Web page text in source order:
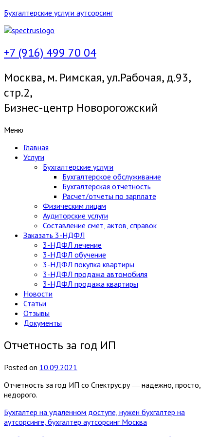
Бухгалтерские услуги аутсорсинг
+7 (916) 499 70 04
Москва, м. Римская, ул.Рабочая, д.93,
стр.2,
Бизнес-центр Новорогожский
Меню
Главная
Услуги
Бухгалтерские услуги
Бухгалтерское обслуживание
Бухгалтерская отчетность
Расчет/отчеты по зарплате
Физическим лицам
Аудиторские услуги
Составление смет, актов, справок
Заказать 3-НДФЛ
3-НДФЛ лечение
3-НДФЛ обучение
3-НДФЛ покупка квартиры
3-НДФЛ продажа автомобиля
3-НДФЛ продажа квартиры
Новости
Статьи
Отзывы
Документы
Отчетность за год ИП
Posted on 10.09.2021
Отчетность за год ИП со Спектрус.ру ― надежно, просто,
недорого.
Бухгалтер на удаленном доступе, нужен бухгалтер на
аутсорсинге, бухгалтер аутсорсинг Москва